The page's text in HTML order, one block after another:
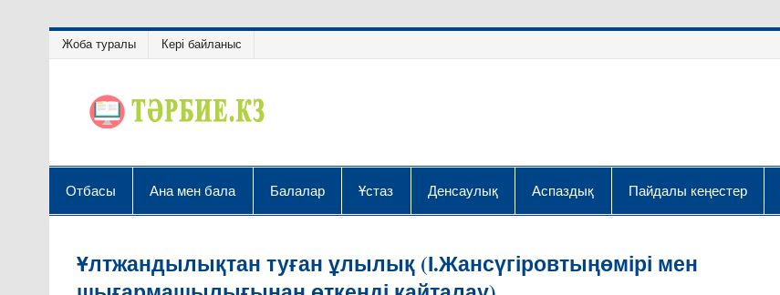
Жоба туралы Кері байланыс
Отбасы Ана мен бала Балалар Ұстаз Денсаулық Аспаздық Пайдалы кеңестер
Ұлтжандылықтан туған ұлылық (І.Жансүгіровтыңөмірі мен